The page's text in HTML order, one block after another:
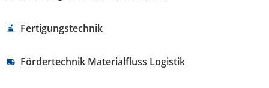
Fertigungstechnik
Fördertechnik Materialfluss Logistik